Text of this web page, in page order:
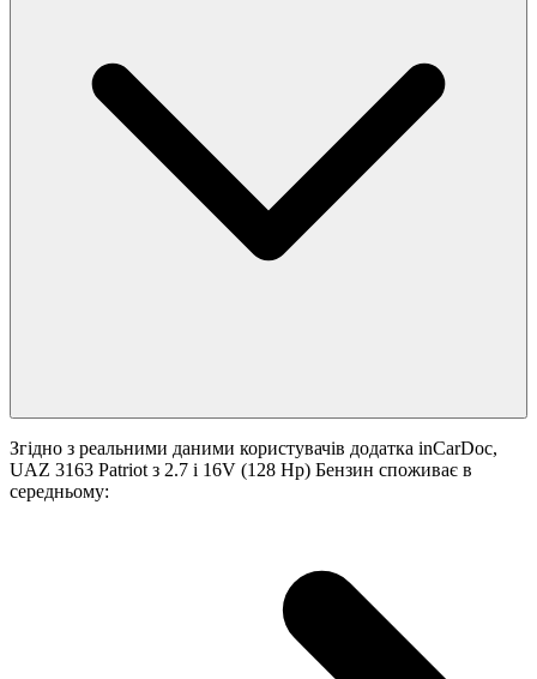
Згідно з реальними даними користувачів додатка inCarDoc,
UAZ 3163 Patriot з 2.7 i 16V (128 Hp) Бензин споживає в
середньому: